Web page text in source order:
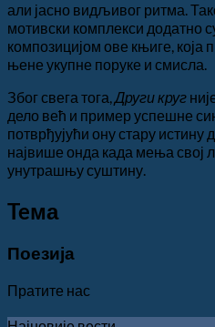
али јасно видљивог ритма.
мотивски комплекси додатно
композицијом ове књиге,
њене укупне поруке и смисла.
Због свега тога,Други круг
дело већ и пример успешне
потврђујући ону стару
највише онда када мења свој
унутрашњу суштину.
Teма
Поезија
Пратите нас